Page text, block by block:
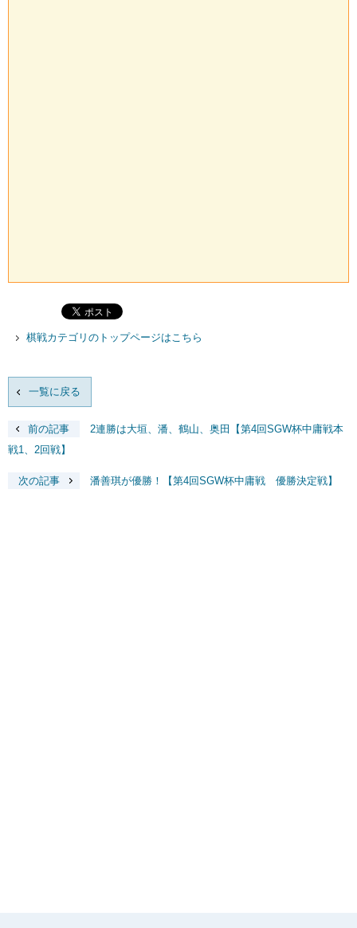
棋戦カテゴリのトップページはこちら
一覧に戻る
前の記事
2連勝は大垣、潘、鶴山、奥田【第4回SGW杯中庸戦本
戦1、2回戦】
次の記事 潘善琪が優勝！【第4回SGW杯中庸戦 優勝決定戦】